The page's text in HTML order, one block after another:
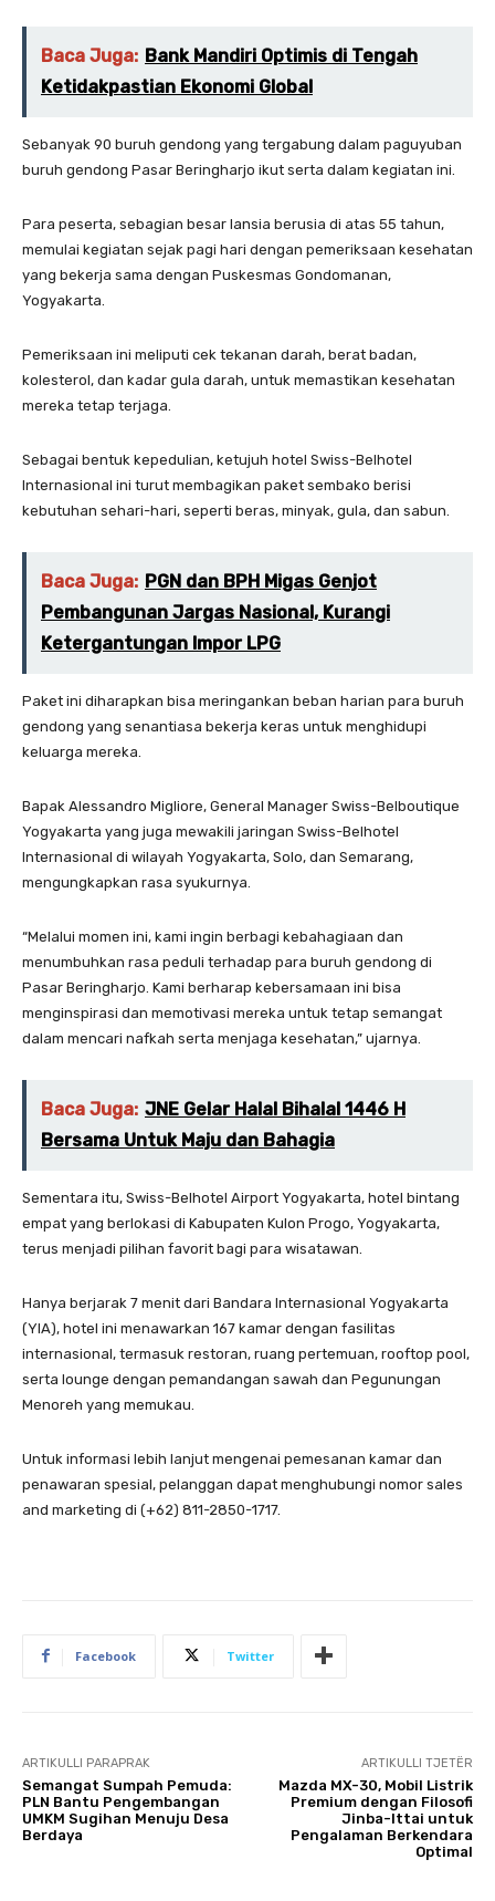
Baca Juga: Bank Mandiri Optimis di Tengah
Ketidakpastian Ekonomi Global
Sebanyak 90 buruh gendong yang tergabung dalam paguyuban
buruh gendong Pasar Beringharjo ikut serta dalam kegiatan ini.
Para peserta, sebagian besar lansia berusia di atas 55 tahun,
memulai kegiatan sejak pagi hari dengan pemeriksaan kesehatan
yang bekerja sama dengan Puskesmas Gondomanan,
Yogyakarta.
Pemeriksaan ini meliputi cek tekanan darah, berat badan,
kolesterol, dan kadar gula darah, untuk memastikan kesehatan
mereka tetap terjaga.
Sebagai bentuk kepedulian, ketujuh hotel Swiss-Belhotel
Internasional ini turut membagikan paket sembako berisi
kebutuhan sehari-hari, seperti beras, minyak, gula, dan sabun.
Baca Juga: PGN dan BPH Migas Genjot
Pembangunan Jargas Nasional, Kurangi
Ketergantungan Impor LPG
Paket ini diharapkan bisa meringankan beban harian para buruh
gendong yang senantiasa bekerja keras untuk menghidupi
keluarga mereka.
Bapak Alessandro Migliore, General Manager Swiss-Belboutique
Yogyakarta yang juga mewakili jaringan Swiss-Belhotel
Internasional di wilayah Yogyakarta, Solo, dan Semarang,
mengungkapkan rasa syukurnya.
“Melalui momen ini, kami ingin berbagi kebahagiaan dan
menumbuhkan rasa peduli terhadap para buruh gendong di
Pasar Beringharjo. Kami berharap kebersamaan ini bisa
menginspirasi dan memotivasi mereka untuk tetap semangat
dalam mencari nafkah serta menjaga kesehatan,” ujarnya.
Baca Juga: JNE Gelar Halal Bihalal 1446 H
Bersama Untuk Maju dan Bahagia
Sementara itu, Swiss-Belhotel Airport Yogyakarta, hotel bintang
empat yang berlokasi di Kabupaten Kulon Progo, Yogyakarta,
terus menjadi pilihan favorit bagi para wisatawan.
Hanya berjarak 7 menit dari Bandara Internasional Yogyakarta
(YIA), hotel ini menawarkan 167 kamar dengan fasilitas
internasional, termasuk restoran, ruang pertemuan, rooftop pool,
serta lounge dengan pemandangan sawah dan Pegunungan
Menoreh yang memukau.
Untuk informasi lebih lanjut mengenai pemesanan kamar dan
penawaran spesial, pelanggan dapat menghubungi nomor sales
and marketing di (+62) 811-2850-1717.
Facebook Twitter
ARTIKULLI PARAPRAK
Semangat Sumpah Pemuda:
PLN Bantu Pengembangan
UMKM Sugihan Menuju Desa
Berdaya
ARTIKULLI TJETËR
Mazda MX-30, Mobil Listrik
Premium dengan Filosofi
Jinba-Ittai untuk
Pengalaman Berkendara
Optimal